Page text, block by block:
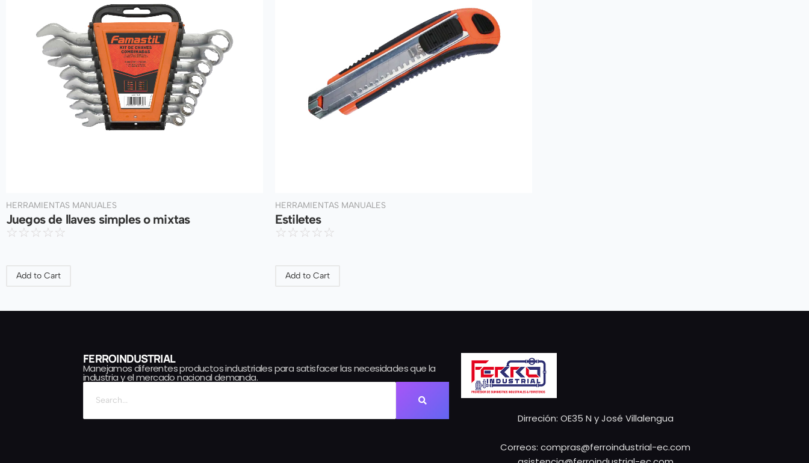
HERRAMIENTAS MANUALES
Juegos de llaves simples o mixtas
☆☆☆☆☆
Add to Cart
HERRAMIENTAS MANUALES
Estiletes
☆☆☆☆☆
Add to Cart
Dirreción: OE35 N y José Villalengua
Correos: compras@ferroindustrial-ec.com
FERROINDUSTRIAL
Manejamos diferentes productos industriales para satisfacer las necesidades que la
industria y el mercado nacional demanda.